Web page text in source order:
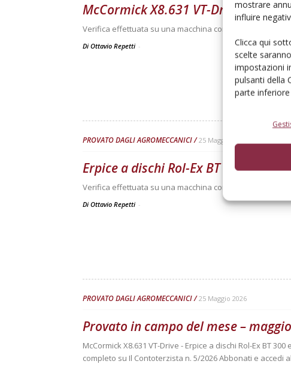
mostrare
influire
Clicca qui
scelte
impostazioni
pulsanti della
parte
McCormick X8.631 VT-Drive
Verifica effettuata su una macchina con all’attivo 300 ore
Di Ottavio Repetti -
PROVATO DAGLI AGROMECCANICI 25 Maggio 2026
Erpice a dischi Rol-Ex BT 300 e
Verifica effettuata su una macchina con all’attivo una
Di Ottavio Repetti -
PROVATO DAGLI AGROMECCANICI 25 Maggio 2026
Provato in campo del mese –
McCormick X8.631 VT-Drive - Erpice a dischi Rol-Ex BT
completo su Il Contoterzista n. 5/2026 Abbonati e accedi